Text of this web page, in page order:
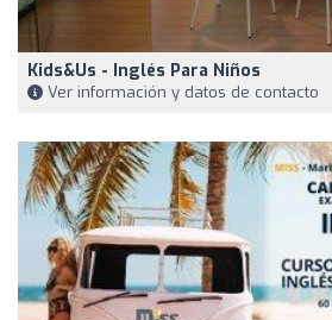
Kids&Us - Inglés Para Niños
Ver información y datos de contacto